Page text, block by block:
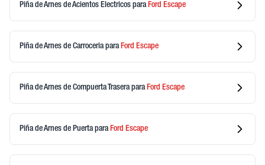
Piña de Arnes de Acientos Electricos para Ford Escape
Piña de Arnes de Carroceriapara Ford Escape
Piña de Arnes de Compuerta Traserapara Ford Escape
Piña de Arnes de Puertapara Ford Escape